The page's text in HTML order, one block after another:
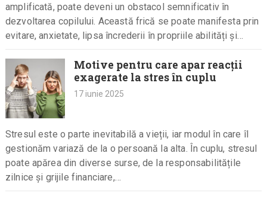
amplificată, poate deveni un obstacol semnificativ în
dezvoltarea copilului. Această frică se poate manifesta prin
evitare, anxietate, lipsa încrederii în propriile abilități și
Motive pentru care apar reacții
exagerate la stres în cuplu
17 iunie 2025
Stresul este o parte inevitabilă a vieții, iar modul în care îl
gestionăm variază de la o persoană la alta. În cuplu, stresul
poate apărea din diverse surse, de la responsabilitățile
zilnice și grijile financiare,…